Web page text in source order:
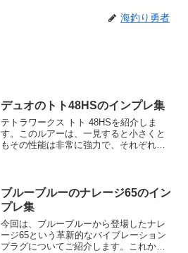
海釣り勇者
デュオのトト48HSのインプレ集
テトラワークス トト 48HSを紹介しま
す。このルアーは、一見すると小さくと
もその性能は非常に強力で、それぞれの
高...
ブルーブルーのナレージ65のイン
プレ集
今回は、ブルーブルーから登場したナレ
ージ65という革新的なバイブレーション
プラグについてご紹介します。これから